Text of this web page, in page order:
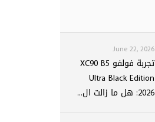
June 22, 2026
تجربة فولفو XC90 B5
Ultra Black Edition
2026: هل ما زالت ال...